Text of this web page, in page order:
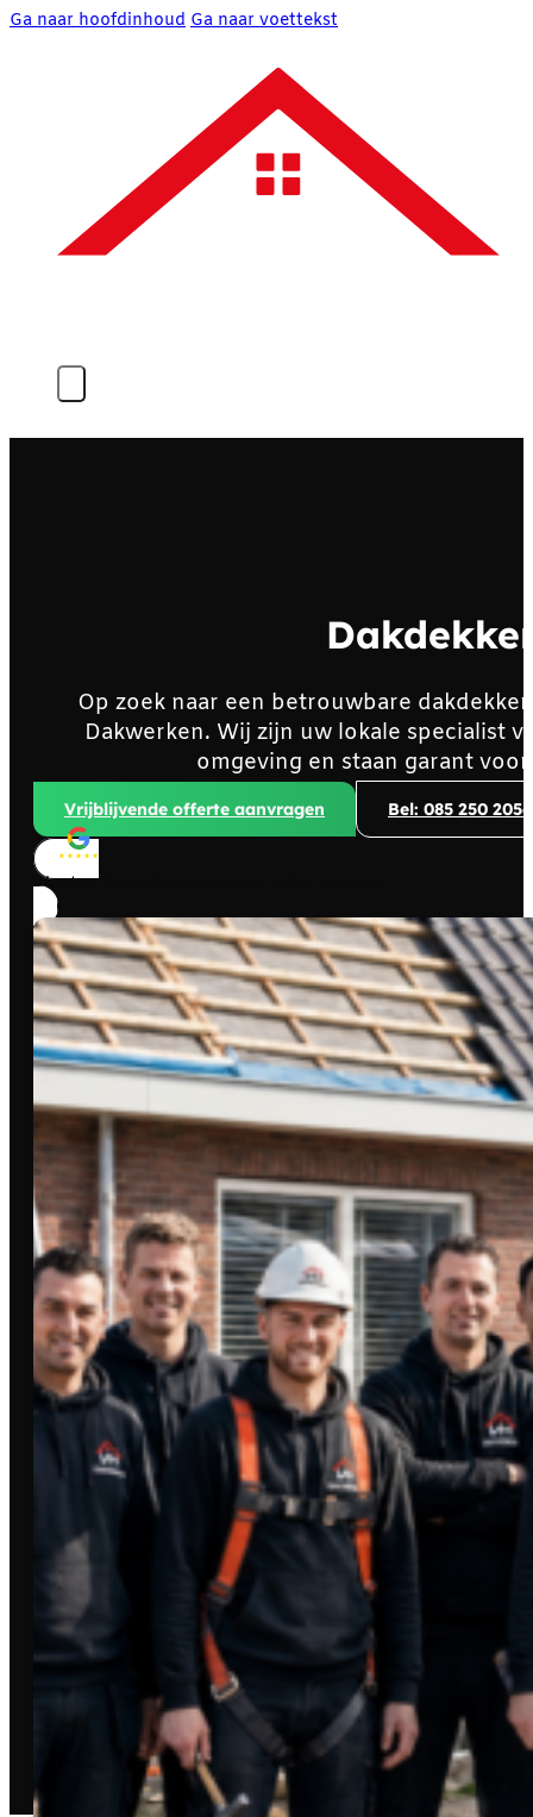
Ga naar hoofdinhoud Ga naar voettekst
Op zoek naar een betrouwbare
Dakwerken. Wij zijn uw lokale specialist
omgeving en staan garant
Vrijblijvende offerte aanvragen Bel: 085 250 2056
Klanten beoordelen ons met